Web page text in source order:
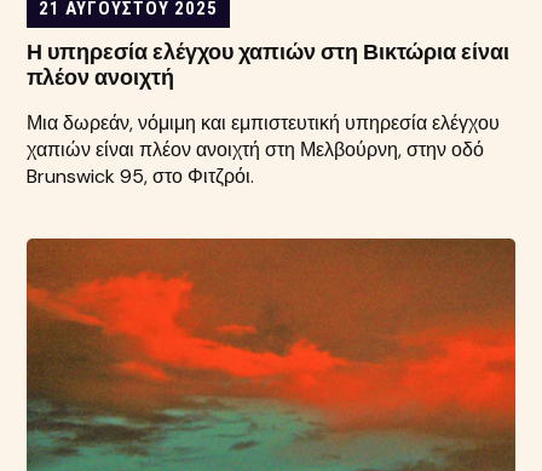
21 ΑΥΓΟΎΣΤΟΥ 2025
Η υπηρεσία ελέγχου χαπιών στη Βικτώρια είναι
πλέον ανοιχτή
Μια δωρεάν, νόμιμη και εμπιστευτική υπηρεσία ελέγχου
χαπιών είναι πλέον ανοιχτή στη Μελβούρνη, στην οδό
Brunswick 95, στο Φιτζρόι.